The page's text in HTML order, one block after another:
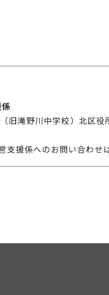
滝野川中学校）北区役
援係へのお問い合わせ